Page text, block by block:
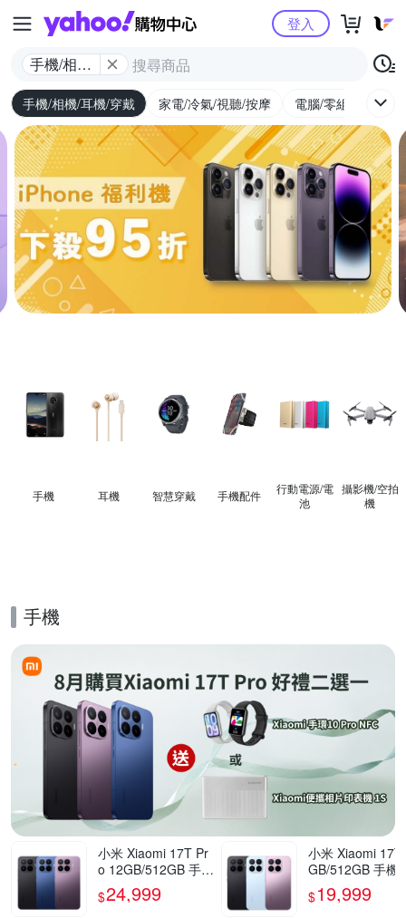
Yahoo購物中心
手機/相機/
耳機/穿戴
登入
手機/相機/耳機/穿戴 家電/冷氣/視聽/按摩 電腦/零組件/週邊/
手機 耳機 智慧穿戴 手機配件
行動電源/電
池
攝影機/空拍
機
手機
小米 Xiaomi 17T Pr
o 12GB/512GB 手機
官方旗艦館
$24,999
小米 Xiaomi 17T
GB/512GB 手機
方旗艦館
$19,999